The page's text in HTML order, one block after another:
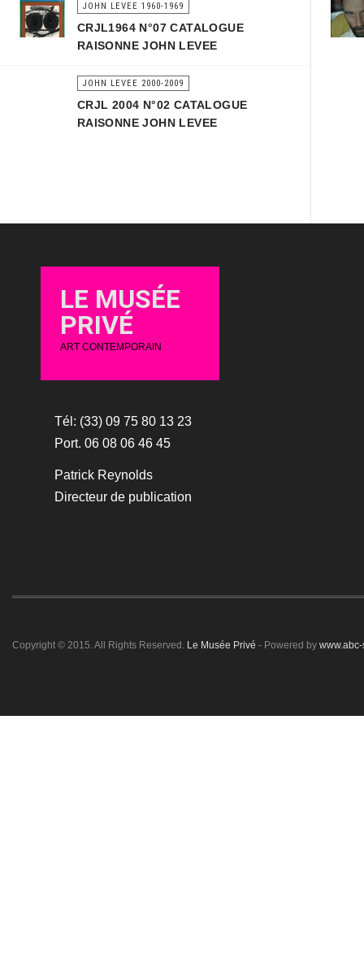
JOHN LEVEE 1960-1969
CRJL1964 N°07 CATALOGUE
RAISONNE JOHN LEVEE
JOHN LEVEE 2000-2009
CRJL 2004 N°02 CATALOGUE
RAISONNE JOHN LEVEE
LE MUSÉE
PRIVÉ
ART CONTEMPORAIN
Tél: (33) 09 75 80 13 23
Port. 06 08 06 46 45
Patrick Reynolds
Directeur de publication
Copyright © 2015. All Rights Reserved. Le Musée Privé - Powered by